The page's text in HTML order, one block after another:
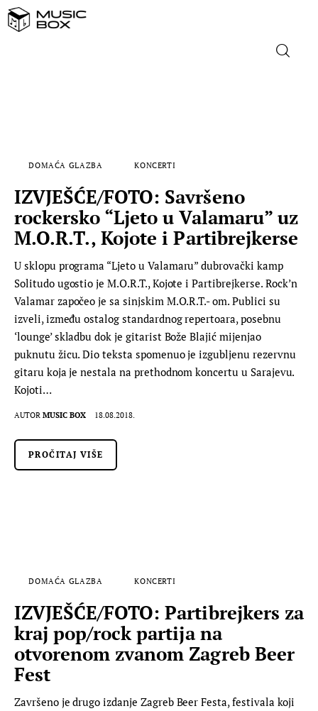
FILM
MUSIC BOX
DOMAĆA GLAZBA KONCERTI
IZVJEŠĆE/FOTO: Savršeno
rockersko “Ljeto u Valamaru” uz
M.O.R.T., Kojote i Partibrejkerse
U sklopu programa “Ljeto u Valamaru” dubrovački kamp
Solitudo ugostio je M.O.R.T., Kojote i Partibrejkerse. Rock’n
Valamar započeo je sa sinjskim M.O.R.T.- om. Publici su
izveli, između ostalog standardnog repertoara, posebnu
‘lounge’ skladbu dok je gitarist Bože Blajić mijenjao
puknutu žicu. Dio teksta spomenuo je izgubljenu rezervnu
gitaru koja je nestala na prethodnom koncertu u Sarajevu.
Kojoti…
AUTOR MUSIC BOX 18.08.2018.
PROČITAJ VIŠE
DOMAĆA GLAZBA KONCERTI
IZVJEŠĆE/FOTO: Partibrejkers za
kraj pop/rock partija na
otvorenom zvanom Zagreb Beer
Fest
Završeno je drugo izdanje Zagreb Beer Festa, festivala koji